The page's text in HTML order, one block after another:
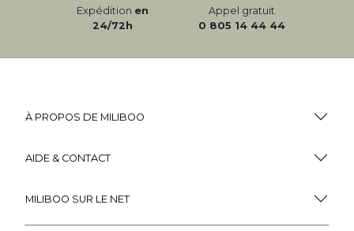
Expédition en
24/72h
Appel gratuit
0 805 14 44 44
À PROPOS DE MILIBOO
AIDE & CONTACT
MILIBOO SUR LE NET